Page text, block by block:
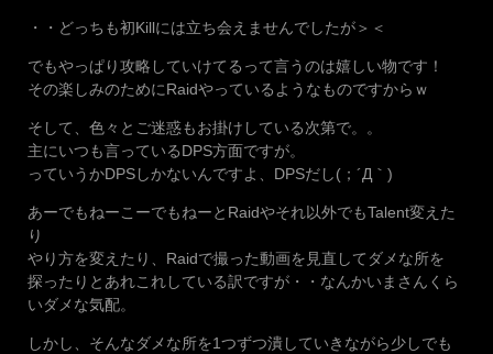
・・どっちも初Killには立ち会えませんでしたが＞＜
でもやっぱり攻略していけてるって言うのは嬉しい物です！
その楽しみのためにRaidやっているようなものですからｗ
そして、色々とご迷惑もお掛けしている次第で。。
主にいつも言っているDPS方面ですが。
っていうかDPSしかないんですよ、DPSだし(；´Д｀)
あーでもねーこーでもねーとRaidやそれ以外でもTalent変えた
り
やり方を変えたり、Raidで撮った動画を見直してダメな所を
探ったりとあれこれしている訳ですが・・なんかいまさんくら
いダメな気配。
しかし、そんなダメな所を1つずつ潰していきながら少しでも